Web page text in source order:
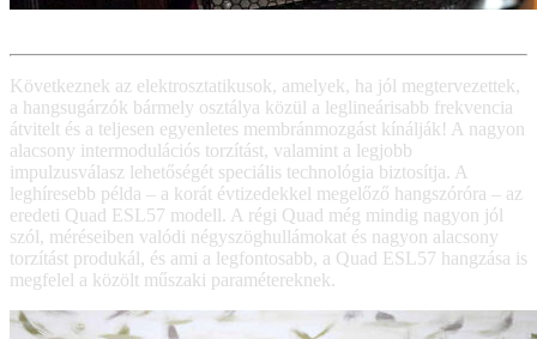
Következnek az elektrosztatikusok, amelyek, ha jól megtervezettek,
a hangsugárzók bármely osztálya közül a leglineárisabb frekvencia
átvitelt és a teljesen egyenletes membránmozgást kínálják! A nagyon
alacsony intermodulációs torzítást, valamint a legjobb
impulzusválasz lehetőségét speciális technológia biztosítja. A
leghíresebb példa – a korát évtizedekkel megelőző hangszóróra – az
eredeti Quad ESL57 modell. A régi Quad még mindig nagyon jól
szól, méréseiben valódi négyszöghullámokat és nagyon alacsony
torzítást produkál, és ami a legfontosabb, a Quad ESL57 hangzása is
megfelel a közölt műszaki paramétereknek.